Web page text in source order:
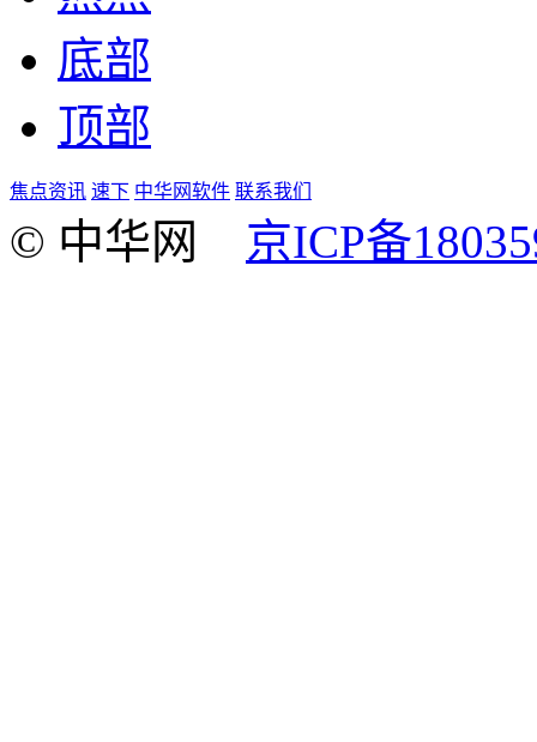
底部
顶部
焦点资讯 速下 中华网软件 联系我们
© 中华网 京ICP备